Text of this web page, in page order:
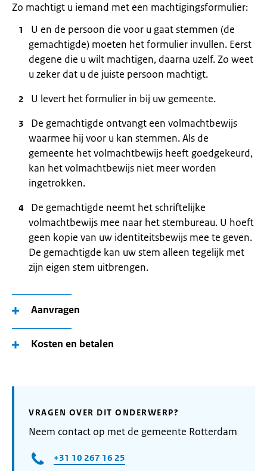
Zo machtigt u iemand met een machtigingsformulier:
U en de persoon die voor u gaat stemmen (de
gemachtigde) moeten het formulier invullen. Eerst
degene die u wilt machtigen, daarna uzelf. Zo weet
u zeker dat u de juiste persoon machtigt.
U levert het formulier in bij uw gemeente.
De gemachtigde ontvangt een volmachtbewijs
waarmee hij voor u kan stemmen. Als de
gemeente het volmachtbewijs heeft goedgekeurd,
kan het volmachtbewijs niet meer worden
ingetrokken.
De gemachtigde neemt het schriftelijke
volmachtbewijs mee naar het stembureau. U hoeft
geen kopie van uw identiteitsbewijs mee te geven.
De gemachtigde kan uw stem alleen tegelijk met
zijn eigen stem uitbrengen.
Aanvragen
Kosten en betalen
VRAGEN OVER DIT ONDERWERP?
Neem contact op met de gemeente Rotterdam
+31 10 267 16 25